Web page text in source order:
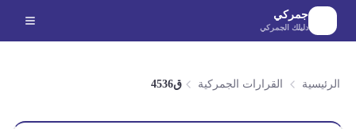
الانتقال إلى المحتوى الرئيسي
جمركي
دليلك الجمركي
الرئيسية القرارات الجمركية ق4536